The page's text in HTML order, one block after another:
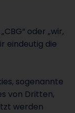
oder „wir,
eindeutig die
sogenannte
von Dritten,
werden